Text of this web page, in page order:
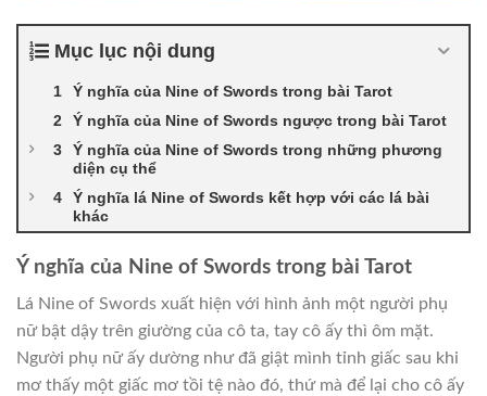
Mục lục nội dung
Ý nghĩa của Nine of Swords trong bài Tarot
Ý nghĩa của Nine of Swords ngược trong bài Tarot
Ý nghĩa của Nine of Swords trong những phương
diện cụ thể
Ý nghĩa lá Nine of Swords kết hợp với các lá bài
khác
Ý nghĩa của Nine of Swords trong bài Tarot
Lá Nine of Swords xuất hiện với hình ảnh một người phụ
nữ bật dậy trên giường của cô ta, tay cô ấy thì ôm mặt.
Người phụ nữ ấy dường như đã giật mình tỉnh giấc sau khi
mơ thấy một giấc mơ tồi tệ nào đó, thứ mà để lại cho cô ấy